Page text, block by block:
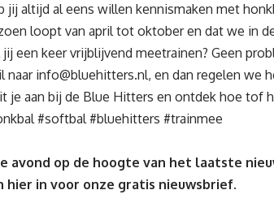
jij altijd al eens willen kennismaken met
loopt van april tot oktober en dat we in
een keer vrijblijvend meetrainen? Geen
naar info@bluehitters.nl, en dan regelen we
je aan bij de Blue Hitters en ontdek hoe tof
#softbal #bluehitters #trainmee
avond op de hoogte van het laatste
hier in voor onze gratis nieuwsbrief.